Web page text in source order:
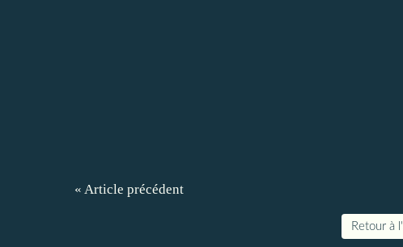
« Article précédent
Retour à